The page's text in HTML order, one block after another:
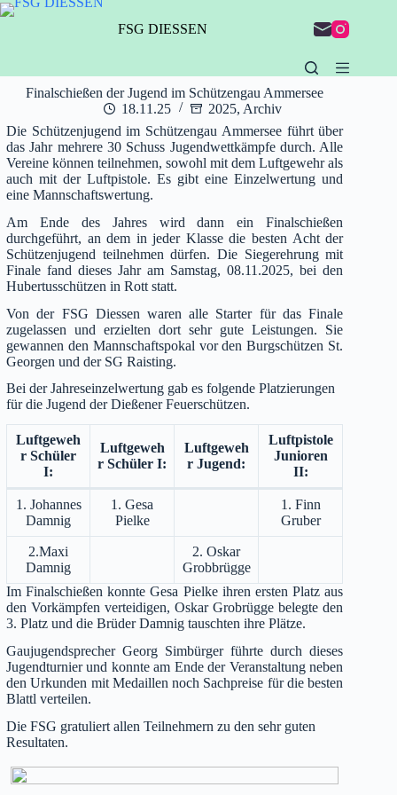
Zum
FSG DIESSEN
Finalschießen der Jugend im Schützengau Ammersee
18.11.25
2025, Archiv
Die Schützenjugend im Schützengau Ammersee führt über
das Jahr mehrere 30 Schuss Jugendwettkämpfe durch. Alle
Vereine können teilnehmen, sowohl mit dem Luftgewehr als
auch mit der Luftpistole. Es gibt eine Einzelwertung und
eine Mannschaftswertung.
Am Ende des Jahres wird dann ein Finalschießen
durchgeführt, an dem in jeder Klasse die besten Acht der
Schützenjugend teilnehmen dürfen. Die Siegerehrung mit
Finale fand dieses Jahr am Samstag, 08.11.2025, bei den
Hubertusschützen in Rott statt.
Von der FSG Diessen waren alle Starter für das Finale
zugelassen und erzielten dort sehr gute Leistungen. Sie
gewannen den Mannschaftspokal vor den Burgschützen St.
Georgen und der SG Raisting.
Bei der Jahreseinzelwertung gab es folgende Platzierungen
für die Jugend der Dießener Feuerschützen.
Luftgeweh
r Schüler
I:
Luftgeweh
r Schüler I:
Luftgeweh
r Jugend:
Luftpistole
Junioren
II:
1. Johannes
Damnig
1. Gesa
Pielke
1. Finn
Gruber
2.Maxi
Damnig
2. Oskar
Grobbrügge
Im Finalschießen konnte Gesa Pielke ihren ersten Platz aus
den Vorkämpfen verteidigen, Oskar Grobrügge belegte den
3. Platz und die Brüder Damnig tauschten ihre Plätze.
Gaujugendsprecher Georg Simbürger führte durch dieses
Jugendturnier und konnte am Ende der Veranstaltung neben
den Urkunden mit Medaillen noch Sachpreise für die besten
Blattl verteilen.
Die FSG gratuliert allen Teilnehmern zu den sehr guten
Resultaten.